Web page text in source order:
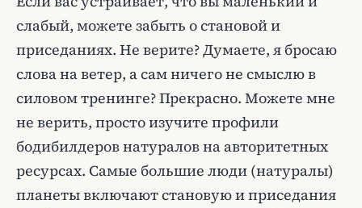
слабый, можете забыть о становой и
приседаниях. Не верите? Думаете, я бросаю
слова на ветер, а сам ничего не смыслю в
силовом тренинге? Прекрасно. Можете мне
не верить, просто изучите профили
бодибилдеров натуралов на авторитетных
ресурсах. Самые большие люди (натуралы)
планеты включают становую и приседания